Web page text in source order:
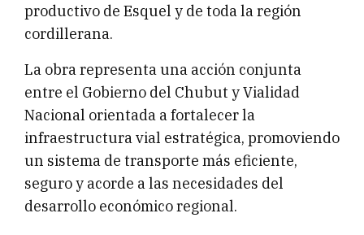
productivo de Esquel y de toda la región
cordillerana.
La obra representa una acción conjunta
entre el Gobierno del Chubut y Vialidad
Nacional orientada a fortalecer la
infraestructura vial estratégica, promoviendo
un sistema de transporte más eficiente,
seguro y acorde a las necesidades del
desarrollo económico regional.